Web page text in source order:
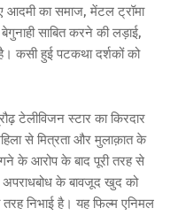
का समाज, मेंटल ट्रॉमा
साबित करने की लड़ाई,
कसी हुई पटकथा दर्शकों को
टेलीविजन स्टार का किरदार
से मित्रता और मुलाक़ात के
के आरोप के बाद पूरी तरह से
अपराधबोध के बावजूद खुद को
तरह निभाई है। यह फिल्म एनिमल